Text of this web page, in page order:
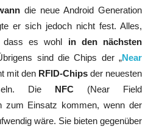
die neue Android Generation
er sich jedoch nicht fest. Alles,
dass es wohl in den nächsten
sind die Chips der „Near
mit den RFID-Chips der neuesten
Die NFC (Near Field
zum Einsatz kommen, wenn der
wäre. Sie bieten gegenüber